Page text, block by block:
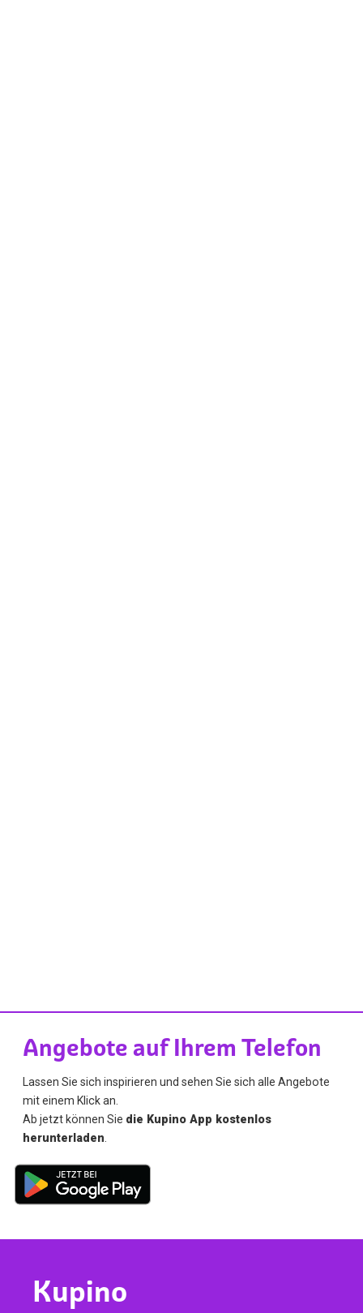
Angebote auf Ihrem Telefon
Lassen Sie sich inspirieren und sehen Sie sich alle Angebote
mit einem Klick an.
Ab jetzt können Sie die Kupino App kostenlos
herunterladen
Kupino